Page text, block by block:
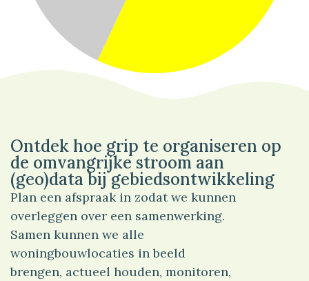
Ontdek hoe grip te organiseren op
de omvangrijke stroom aan
(geo)data bij gebiedsontwikkeling
Plan een afspraak in zodat we kunnen
overleggen over een samenwerking.
Samen kunnen we alle
woningbouwlocaties in beeld
brengen, actueel houden, monitoren,